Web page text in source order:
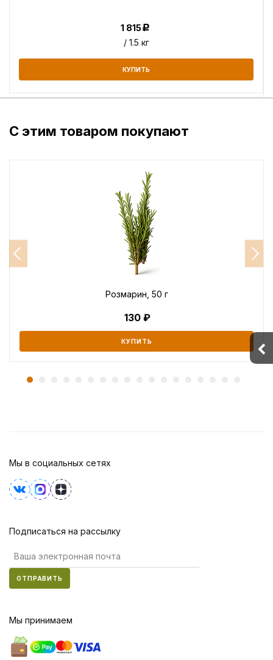
1 815Р
/ 1.5 кг
КУПИТЬ
С этим товаром покупают
Розмарин, 50 г
130
КУПИТЬ
Мы в социальных сетях
Подписаться на рассылку
ОТПРАВИТЬ
Мы принимаем